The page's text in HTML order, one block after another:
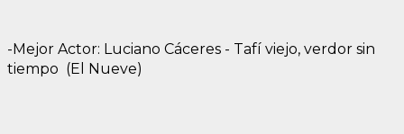
-Mejor Actor: Luciano Cáceres - Tafí viejo, verdor sin
tiempo (El Nueve)